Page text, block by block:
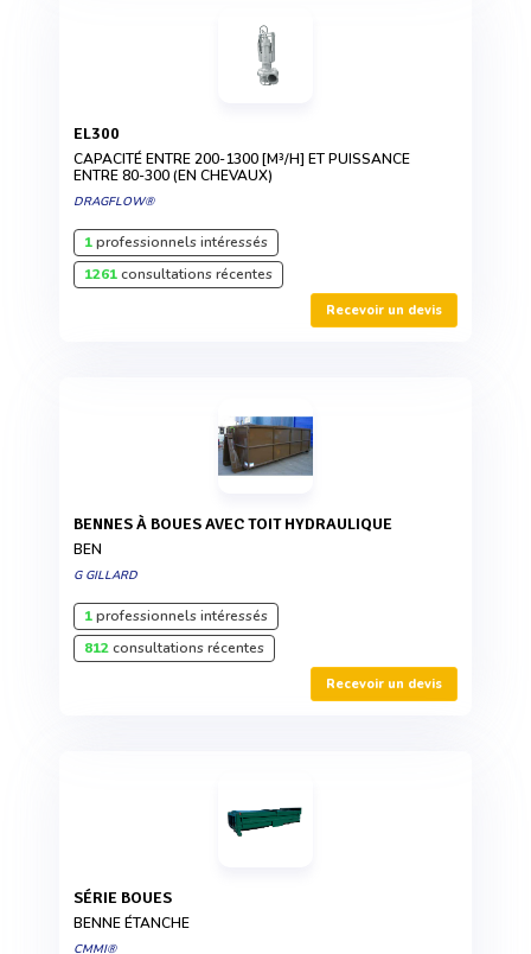
EL300
CAPACITÉ ENTRE 200-1300 [M³/H] ET PUISSANCE
ENTRE 80-300 (EN CHEVAUX)
DRAGFLOW®
1professionnels intéressés
1261consultations récentes
Recevoir un devis
BENNES À BOUES AVEC TOIT HYDRAULIQUE
BEN
G GILLARD
1professionnels intéressés
812consultations récentes
Recevoir un devis
SÉRIE BOUES
BENNE ÉTANCHE
CMMI®